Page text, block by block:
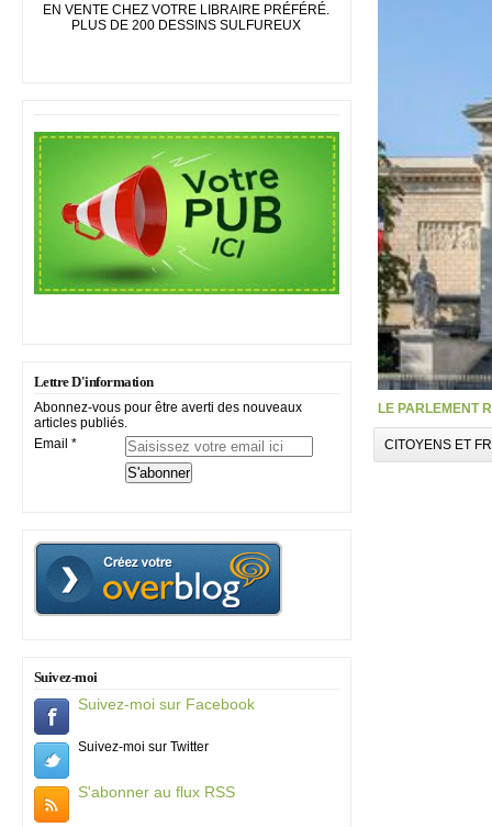
EN VENTE CHEZ VOTRE LIBRAIRE PRÉFÉRÉ.
PLUS DE 200 DESSINS SULFUREUX
Lettre D'information
Abonnez-vous pour être averti des nouveaux
articles publiés.
Email
Suivez-moi
Suivez-moi sur Facebook
Suivez-moi sur Twitter
S'abonner au flux RSS
LE PARLEMENT
CITOYENS ET